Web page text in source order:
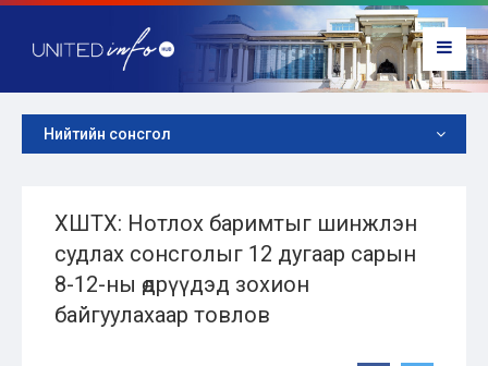
Нийтийн сонсгол
ХШТХ: Нотлох баримтыг шинжлэн
судлах сонсголыг 12 дугаар сарын
8-12-ны өдрүүдэд зохион
байгуулахаар товлов